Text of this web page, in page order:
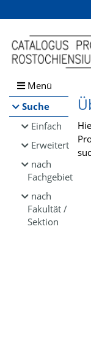
Browsen
direkt zum Inhalt
Menü
Suche
Einfach
Erweitert
nach
Fachgebiet
nach
Fakultät /
Sektion